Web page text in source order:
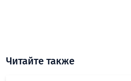
Читайте также